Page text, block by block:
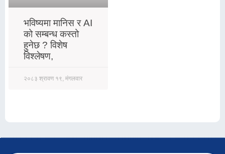
भविष्यमा मानिस र AI
को सम्बन्ध कस्तो
हुनेछ ? विशेष
विश्लेषण,
२०८३ श्रावण १९, मंगलवार